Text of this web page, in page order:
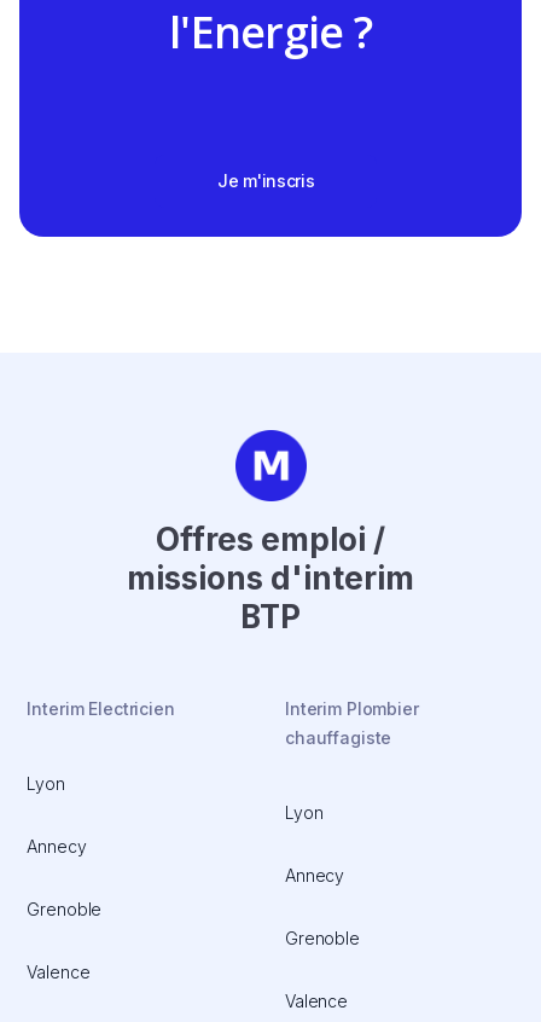
l'Energie ?
Je m'inscris
Offres emploi /
missions d'interim
BTP
Interim Electricien
Lyon
Annecy
Grenoble
Valence
Interim Plombier
chauffagiste
Lyon
Annecy
Grenoble
Valence